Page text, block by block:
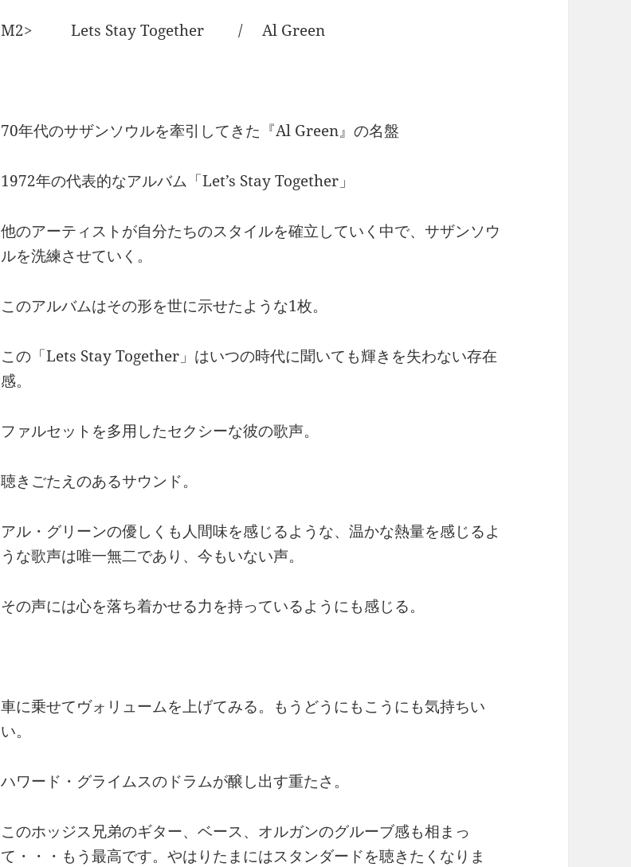
M2> Lets Stay Together / Al Green
70年代のサザンソウルを牽引してきた『Al Green』の名盤
1972年の代表的なアルバム「Let’s Stay Together」
他のアーティストが自分たちのスタイルを確立していく中で、サザンソウ
ルを洗練させていく。
このアルバムはその形を世に示せたような1枚。
この「Lets Stay Together」はいつの時代に聞いても輝きを失わない存在
感。
ファルセットを多用したセクシーな彼の歌声。
聴きごたえのあるサウンド。
アル・グリーンの優しくも人間味を感じるような、温かな熱量を感じるよ
うな歌声は唯一無二であり、今もいない声。
その声には心を落ち着かせる力を持っているようにも感じる。
車に乗せてヴォリュームを上げてみる。もうどうにもこうにも気持ちい
い。
ハワード・グライムスのドラムが醸し出す重たさ。
このホッジス兄弟のギター、ベース、オルガンのグルーブ感も相まっ
て・・・もう最高です。やはりたまにはスタンダードを聴きたくなりま